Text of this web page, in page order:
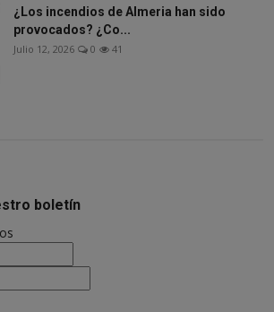
¿Los incendios de Almeria han sido
provocados? ¿Co...
Julio 12, 2026 0 41
boletín